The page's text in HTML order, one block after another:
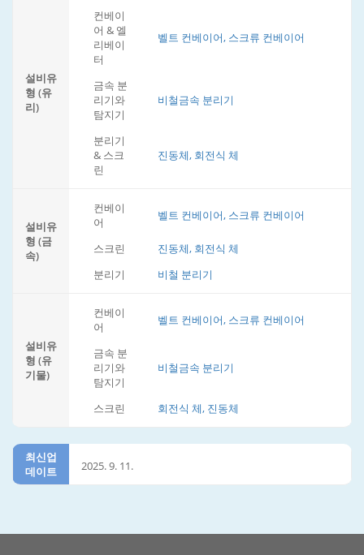
설비유
형 (유
리)
컨베이
어 & 엘
리베이
터
벨트 컨베이어, 스크류 컨베이어
금속 분
리기와
탐지기
비철금속 분리기
분리기
& 스크
린
진동체, 회전식 체
설비유
형 (금
속)
컨베이
어
벨트 컨베이어, 스크류 컨베이어
스크린
진동체, 회전식 체
분리기
비철 분리기
설비유
형 (유
기물)
컨베이
어
벨트 컨베이어, 스크류 컨베이어
금속 분
리기와
탐지기
비철금속 분리기
스크린 회전식 체, 진동체
최신업
데이트
2025. 9. 11.